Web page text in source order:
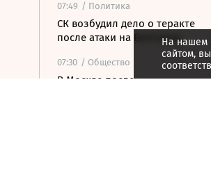
07:49 / Политика
СК возбудил дело о теракте
после атаки на Белгород
07:30 / Общество
В Москве после
На нашем
сайтом,